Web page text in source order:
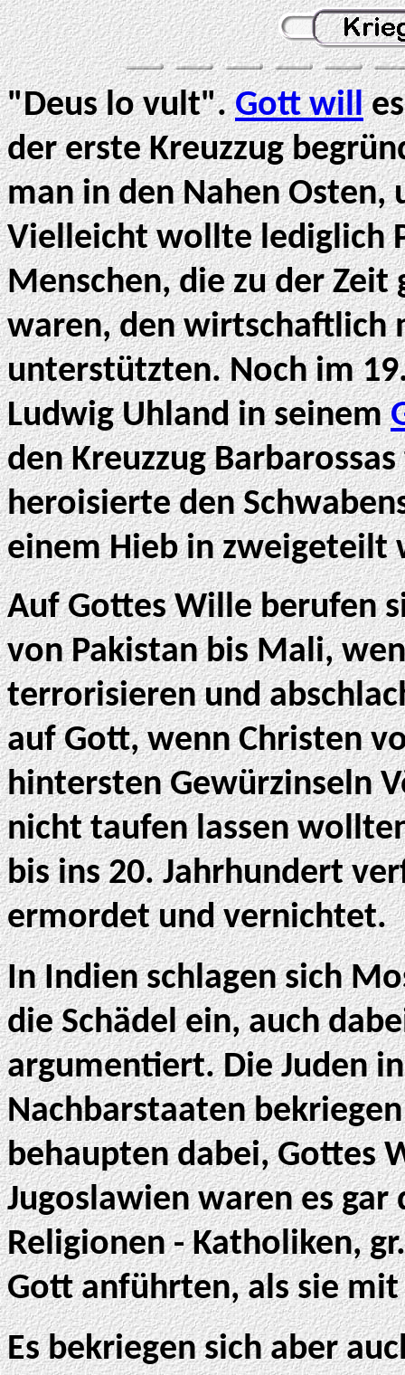
"Deus lo vult".Gott will
der erste Kreuzzug
man in den Nahen Osten,
Vielleicht wollte lediglich
Menschen, die zu der
waren, den wirtschaftlich
unterstützten. Noch im
Ludwig Uhland in seinem
den Kreuzzug
heroisierte den
einem Hieb in zweigeteilt
Auf Gottes Wille berufen
von Pakistan bis Mali,
terrorisieren und
auf Gott, wenn Christen
hintersten Gewürzinseln
nicht taufen lassen
bis ins 20. Jahrhundert
ermordet und vernichtet.
In Indien schlagen sich
die Schädel ein, auch
argumentiert. Die Juden
Nachbarstaaten
behaupten dabei, Gottes
Jugoslawien waren es
Religionen - Katholiken,
Gott anführten, als sie
Es bekriegen sich aber